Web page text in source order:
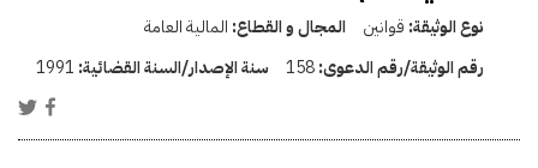
نوع الوثيقة: قوانين المجال و القطاع: المالية العامة
رقم الوثيقة/رقم الدعوى:158 سنة الإصدار/السنة القضائية: 1991